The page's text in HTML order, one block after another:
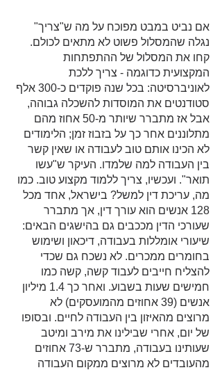
אם נביט במבט מפוכח על מה ש"צריך"
נגלה שהמסלול פשוט לא מתאים לכולם.
קחו את המסלול של ההתפתחות
המקצועית כדוגמה - צריך ללכת
לאוניברסיטה: בכל שנה פוקדים כ-300 אלף
סטודנטים את המוסדות להשכלה גבוהה,
אבל אז מתברר שיותר מ-50 אחוז מהם
מתלוננים אחר כך על בזבוז זמן; הלימודים
לא הכינו אותם טוב לעבודה או שאין קשר
בין העבודה למה שלמדו. העיקר ש"עשו
תואר". ועכשיו, צריך ללמוד מקצוע טוב. כמו
מה, עריכת דין למשל? בישראל, אחד מכל
128 אנשים הוא עורך דין, אך מתברר
שעורכי הדין מככבים גם בהישגים הבאים:
שיעורי אומללות בעבודה, דיכאון ושימוש
בחומרים ממכרים. לא נשכח גם שכדי
להצליח חייבים לעבוד קשה, קשה כמו
חמישים שעות בשבוע. ואחר כך 1.4 מיליון
אנשים (39 אחוזים מהמועסקים) לא
מרוצים מהאיזון בין העבודה לחיים. ובסופו
של יום, אחרי שבילינו את מירב ומיטב
שעותינו בעבודה, מתברר ש-73 אחוזים
מהעובדים לא מרוצים ממקום העבודה